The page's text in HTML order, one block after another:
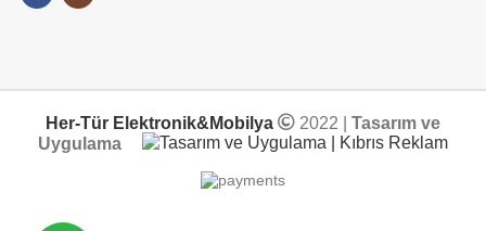
Her-Tür Elektronik&Mobilya 2022 | Tasarım ve
Uygulama